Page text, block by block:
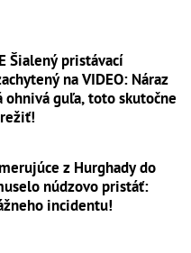
Šialený pristávací
na VIDEO: Náraz
ohnivá guľa, toto skutočne
z Hurghady do
núdzovo pristáť:
incidentu!